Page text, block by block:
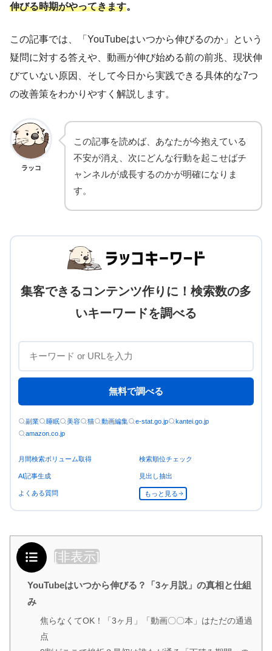
伸びる時期がやってきます。
この記事では、「YouTubeはいつから伸びるのか」という
疑問に対する答えや、動画が伸び始める前の前兆、現状伸
びていない原因、そして今日から実践できる具体的な7つ
の改善策をわかりやすく解説します。
ラッコ
この記事を読めば、あなたが今抱えている
不安が消え、次にどんな行動を起こせばチ
ャンネルが成長するのかが明確になりま
す。
集客できるコンテンツ作りに！検索数の多
いキーワードを調べる
無料で調べる
副業 睡眠 美容 猫 動画編集 e-stat.go.jp
kantei.go.jp
amazon.co.jp
月間検索ボリューム取得 検索順位チェック
AI記事生成 見出し抽出
よくある質問 もっと見る
目次 [非表示]
YouTubeはいつから伸びる？「3ヶ月説」の真相と仕組
み
焦らなくてOK！「3ヶ月」「動画〇〇本」はただの通過
点